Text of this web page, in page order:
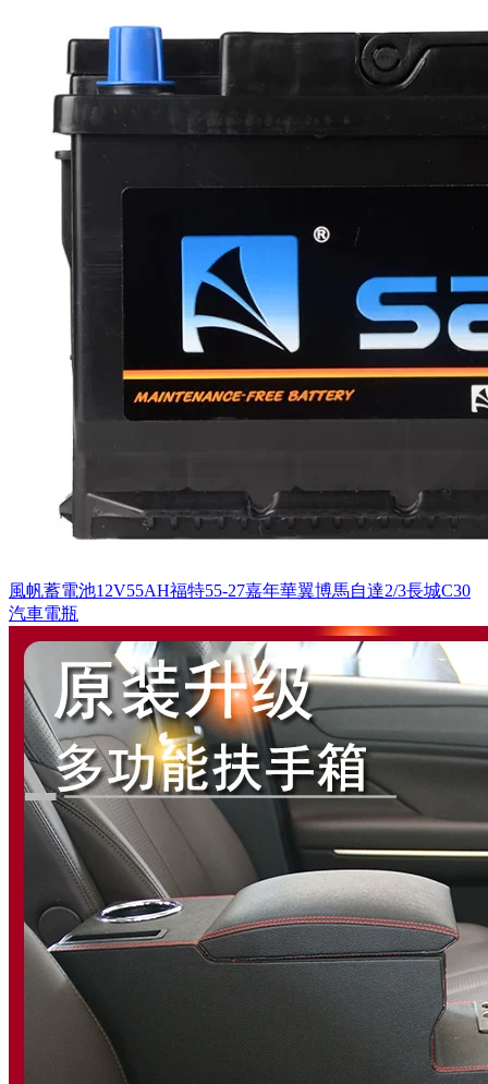
風帆蓄電池12V55AH福特55-27嘉年華翼博馬自達2/3長城C30
汽車電瓶